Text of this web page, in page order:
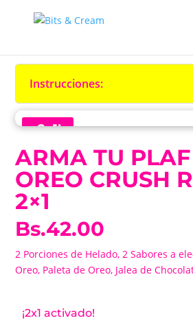
Instrucciones:
¡2x1!
ARMA TU
OREO CRUSH
2×1
Original
price
was:
Bs.42.00.
Bs.42.00
price
is:
2 Porciones de Helado, 2 Sabores a
Oreo, Paleta de Oreo, Jalea de
¡2x1 activado!